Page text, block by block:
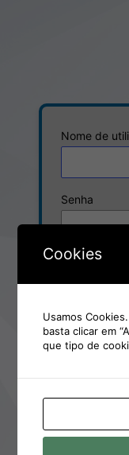
Nome de
Senha
Manter
Esqueceu-se
Cookies
Usamos
basta clicar em
que tipo de